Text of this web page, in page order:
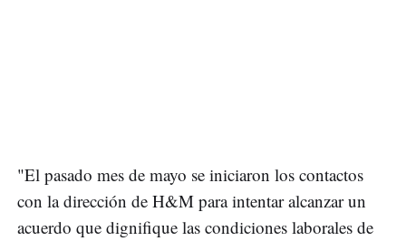
"El pasado mes de mayo se iniciaron los contactos
con la dirección de H&M para intentar alcanzar un
acuerdo que dignifique las condiciones laborales de